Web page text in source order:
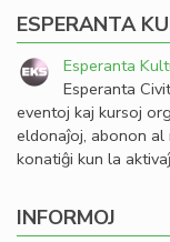
ESPERANTA
Esperanta
Esperanta
eventoj kaj kursoj
eldonaĵoj, abonon al
konatiĝi kun la
INFORMOJ